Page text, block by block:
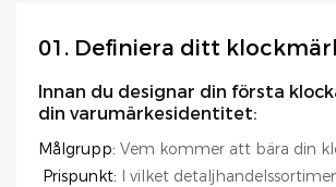
01. Definiera ditt
Innan du designar din första
din varumärkesidentitet:
Målgrupp: Vem kommer att bära din
Prispunkt: I vilket